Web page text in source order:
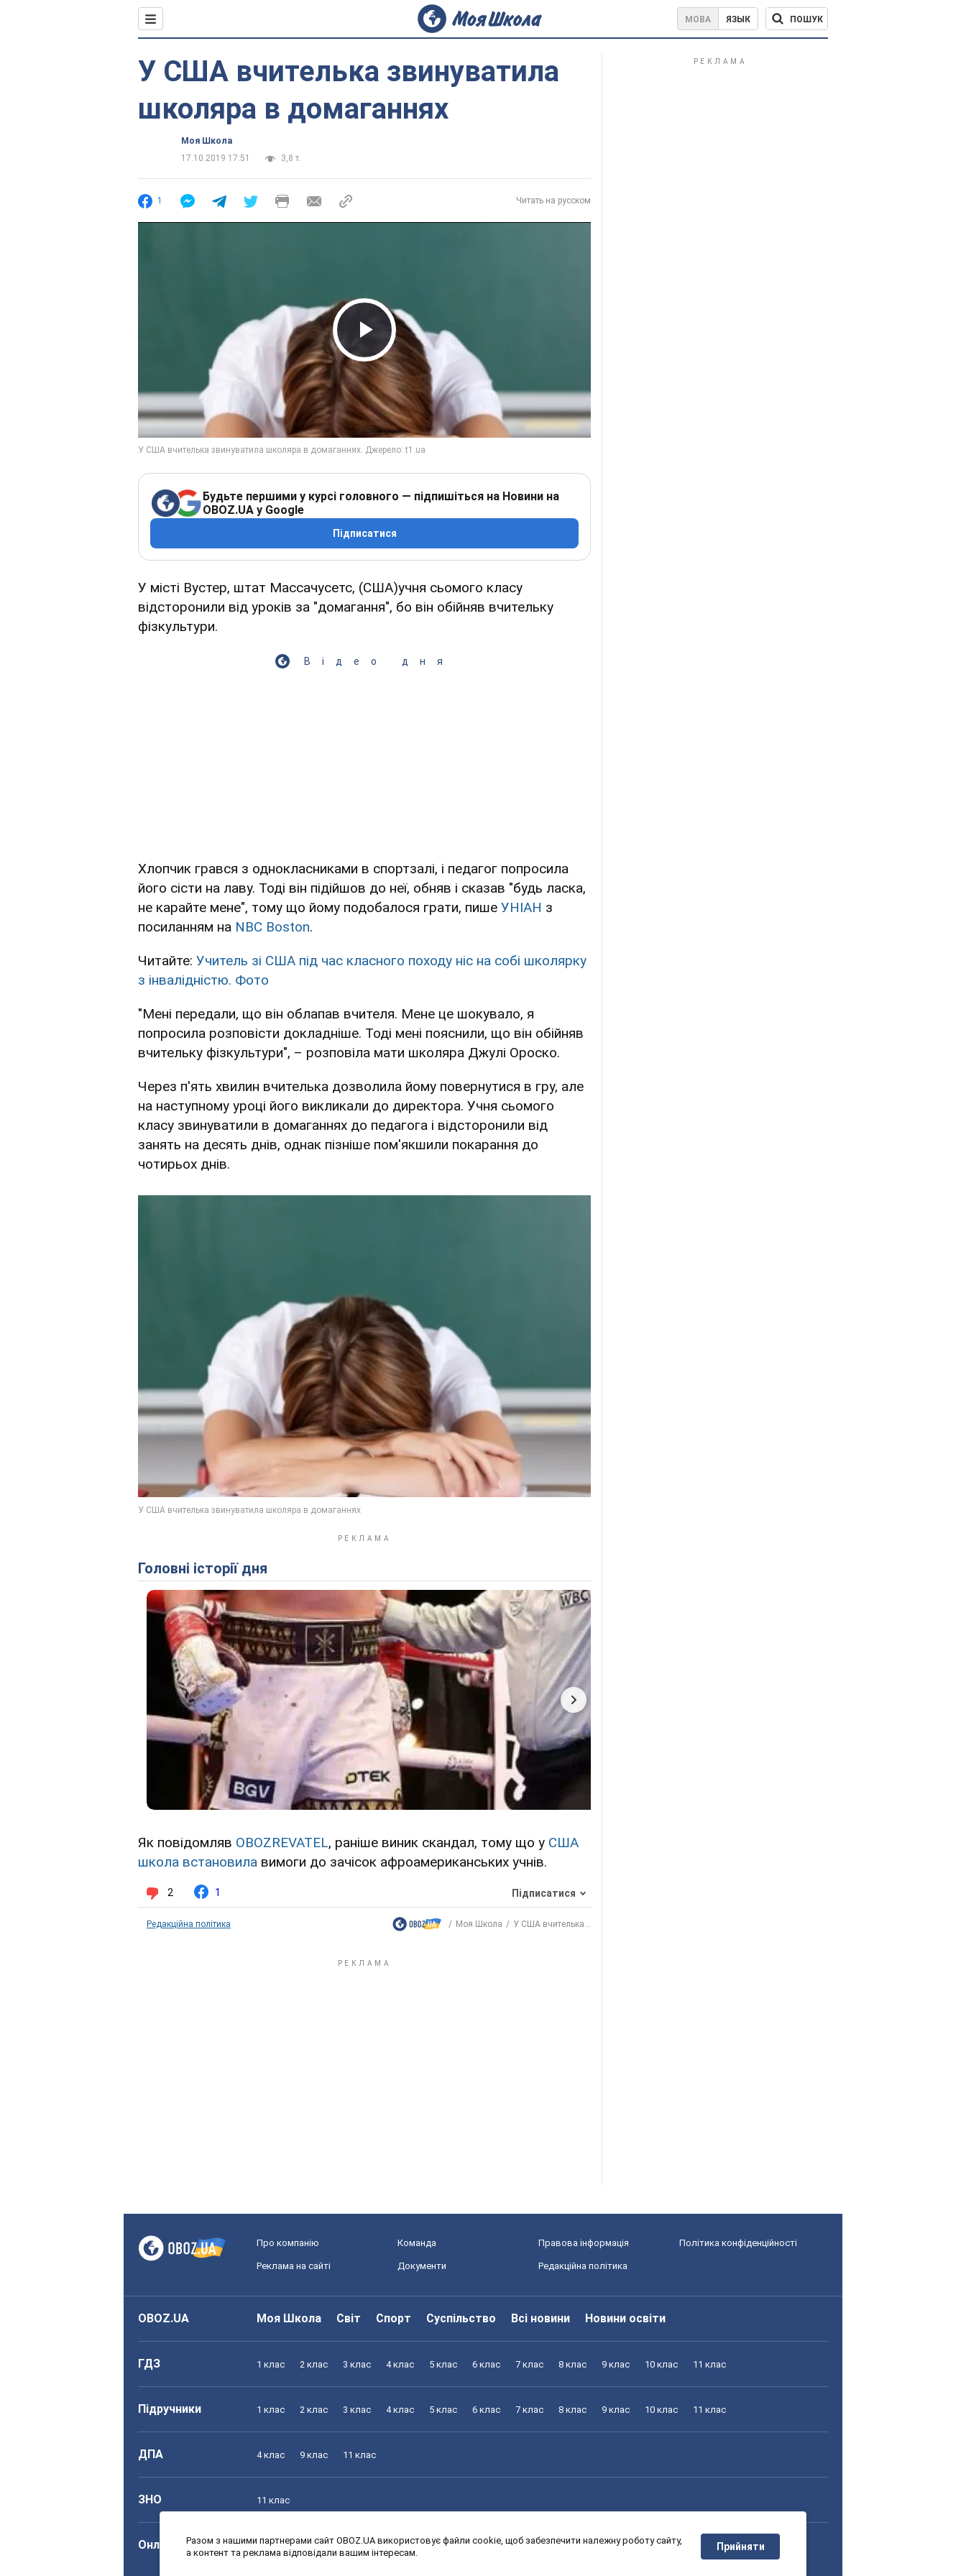
МОВА ЯЗЫК ПОШУК
У США вчителька звинуватила
школяра в домаганнях
Моя Школа
17.10.2019 17:51
3,8 т.
1 Читать на русском
Play Video
Будьте першими у курсі головного — підпишіться на Новини на
OBOZ.UA у Google
Підписатися
У місті Вустер, штат Массачусетс, (США)учня сьомого класу
відсторонили від уроків за "домагання", бо він обійняв вчительку
фізкультури.
Відео дня
Хлопчик грався з однокласниками в спортзалі, і педагог попросила
його сісти на лаву. Тоді він підійшов до неї, обняв і сказав "будь ласка,
не карайте мене", тому що йому подобалося грати, пише УНІАН з
посиланням на NBC Boston.
Читайте: Учитель зі США під час класного походу ніс на собі школярку
з інвалідністю. Фото
"Мені передали, що він облапав вчителя. Мене це шокувало, я
попросила розповісти докладніше. Тоді мені пояснили, що він обійняв
вчительку фізкультури", – розповіла мати школяра Джулі Ороско.
Через п'ять хвилин вчителька дозволила йому повернутися в гру, але
на наступному уроці його викликали до директора. Учня сьомого
класу звинуватили в домаганнях до педагога і відсторонили від
занять на десять днів, однак пізніше пом'якшили покарання до
чотирьох днів.
Головні історії дня
Як повідомляв OBOZREVATEL, раніше виник скандал, тому що у США
школа встановила вимоги до зачісок афроамериканських учнів.
2 1 Підписатися
Редакційна політика Моя Школа У США вчителька...
Про компанію Команда Правова інформація Політика конфіденційності
Реклама на сайті Документи Редакційна політика
OBOZ.UA Моя Школа Світ Спорт Суспільство Всі новини Новини освіти
ГДЗ 1 клас 2 клас 3 клас 4 клас 5 клас 6 клас 7 клас 8 клас 9 клас 10 клас 11 клас
Підручники 1 клас 2 клас 3 клас 4 клас 5 клас 6 клас 7 клас 8 клас 9 клас 10 клас 11 клас
ДПА 4 клас 9 клас 11 клас
ЗНО 11 клас
Онлайн уроки 1 клас 2 клас 3 клас 4 клас 5 клас 6 клас 7 клас 8 клас 9 клас 10 клас 11 клас
Разом з нашими партнерами сайт OBOZ.UA використовує файли cookie, щоб забезпечити належну роботу сайту,
а контент та реклама відповідали вашим інтересам.
Прийняти